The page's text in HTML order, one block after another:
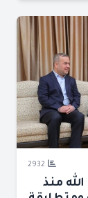
2932
منذ